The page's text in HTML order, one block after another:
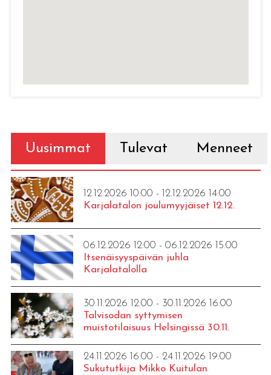
Uusimmat Tulevat Menneet
12.12.2026 10:00 - 12.12.2026 14:00
Karjalatalon joulumyyjäiset 12.12.
06.12.2026 12:00 - 06.12.2026 15:00
Itsenäisyyspäivän juhla
Karjalatalolla
30.11.2026 12:00 - 30.11.2026 16:00
Talvisodan syttymisen
muistotilaisuus Helsingissä 30.11.
24.11.2026 16:00 - 24.11.2026 19:00
Sukututkija Mikko Kuitulan